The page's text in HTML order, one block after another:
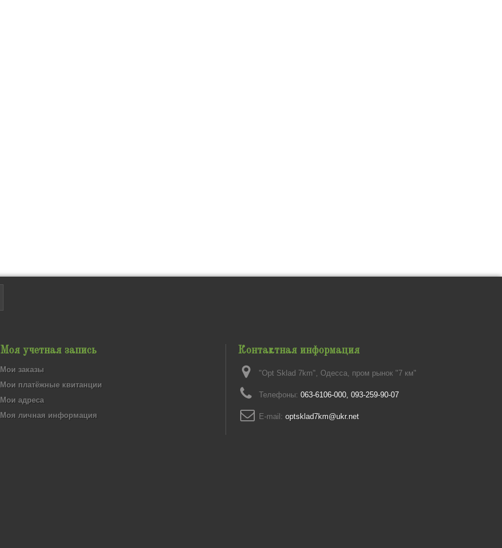
Моя учетная запись
Мои заказы
Мои платёжные квитанции
Мои адреса
Моя личная информация
Контактная информация
"Opt Sklad 7km", Одесса, пром рынок "7 км"
Телефоны: 063-6106-000, 093-259-90-07
E-mail: optsklad7km@ukr.net